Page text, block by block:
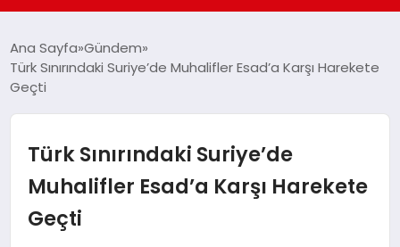
GÜNDEM
DÜNYA
EĞITIM
Ana Sayfa Gündem
Türk Sınırındaki Suriye’de Muhalifler Esad’a Karşı Harekete
Geçti
Türk Sınırındaki Suriye’de
Muhalifler Esad’a Karşı Harekete
Geçti